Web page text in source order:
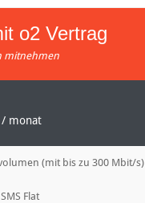
o2 Vertrag
mitnehmen
/ monat
(mit bis zu 300 Mbit/s)
Flat